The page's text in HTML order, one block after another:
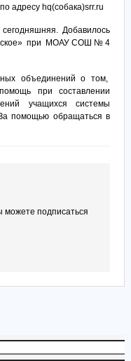
адресу hq(собака)srr.ru
Добавилось
при МОАУ СОШ № 4
объединений о том,
при составлении
учащихся системы
помощью обращаться в
можете подписаться